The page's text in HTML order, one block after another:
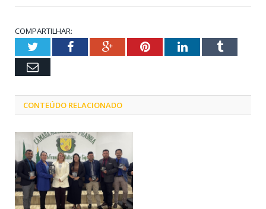
COMPARTILHAR:
TwitterFacebookGoogle+PinterestLinkedInTumblr
Email
CONTEÚDO RELACIONADO